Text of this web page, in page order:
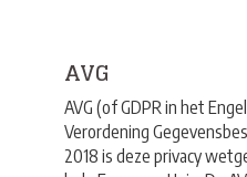
AVG
AVG (of GDPR in het
Verordening
2018 is deze privacy